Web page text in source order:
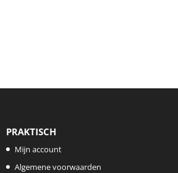
PRAKTISCH
Mijn account
Algemene voorwaarden